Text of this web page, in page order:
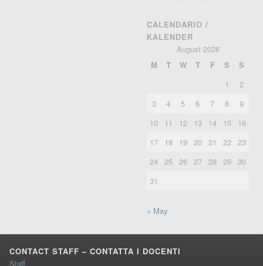
CALENDARIO /
KALENDER
August 2026
M
T W T F S
S
1
2
3
4 5 6 7 8
9
10
11 12 13 14 15
16
17
18 19 20 21 22 23
24 25 26 27 28 29 30
31
« May
CONTACT STAFF – CONTATTA I DOCENTI
Staff